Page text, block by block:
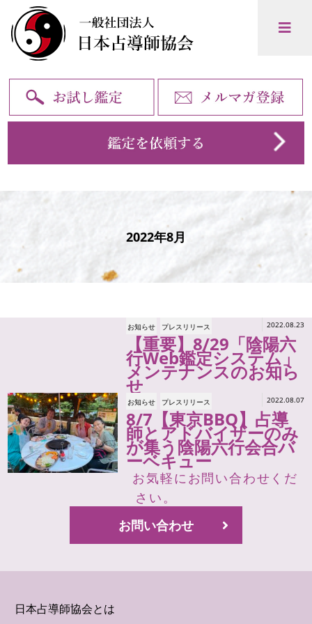
2022年8月
お知らせ プレスリリース 2022.08.23
【重要】8/29「陰陽六
行Web鑑定システム」
メンテナンスのお知ら
せ
お知らせ プレスリリース 2022.08.07
8/7【東京BBQ】占導
師とアドバイザーのみ
が集う陰陽六行会合バ
ーベキュー
お気軽にお問い合わせくだ
さい。
お問い合わせ
日本占導師協会とは